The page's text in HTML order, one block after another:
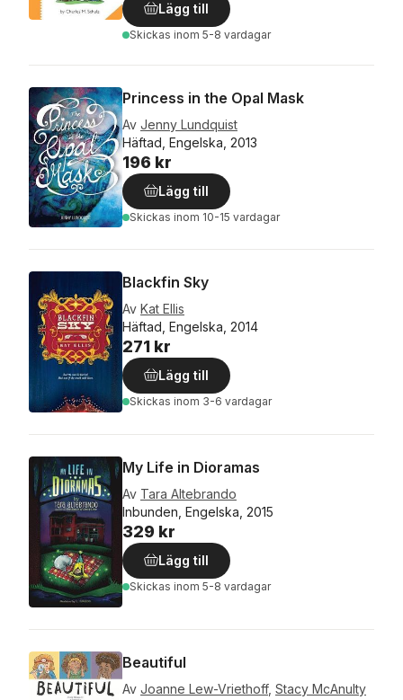
Lägg till
Skickas inom 5-8 vardagar
Princess in the Opal Mask
Av Jenny Lundquist
Häftad, Engelska, 2013
196 kr
Lägg till
Skickas inom 10-15 vardagar
Blackfin Sky
Av Kat Ellis
Häftad, Engelska, 2014
271 kr
Lägg till
Skickas inom 3-6 vardagar
My Life in Dioramas
Av Tara Altebrando
Inbunden, Engelska, 2015
329 kr
Lägg till
Skickas inom 5-8 vardagar
Beautiful
Av Joanne Lew-Vriethoff, Stacy McAnulty